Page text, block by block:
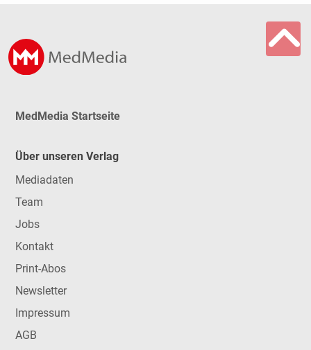
MedMedia Startseite
Über unseren Verlag
Mediadaten
Team
Jobs
Kontakt
Print-Abos
Newsletter
Impressum
AGB